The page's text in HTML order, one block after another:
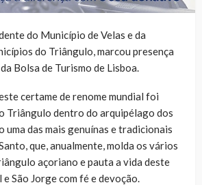
do Município de Velas e da
do Triângulo, marcou presença
Bolsa de Turismo de Lisboa.
certame de renome mundial foi
Triângulo dentro do arquipélago dos
uma das mais genuínas e tradicionais
que, anualmente, molda os vários
açoriano e pauta a vida deste
São Jorge com fé e devoção.